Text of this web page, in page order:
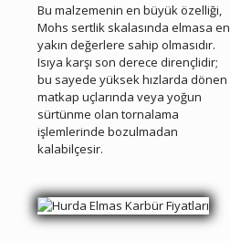
Bu malzemenin en büyük özelliği,
Mohs sertlik skalasında elmasa en
yakın değerlere sahip olmasıdır.
Isıya karşı son derece dirençlidir;
bu sayede yüksek hızlarda dönen
matkap uçlarında veya yoğun
sürtünme olan tornalama
işlemlerinde bozulmadan
kalabilçesir.